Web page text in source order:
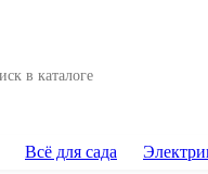
Всё для сада